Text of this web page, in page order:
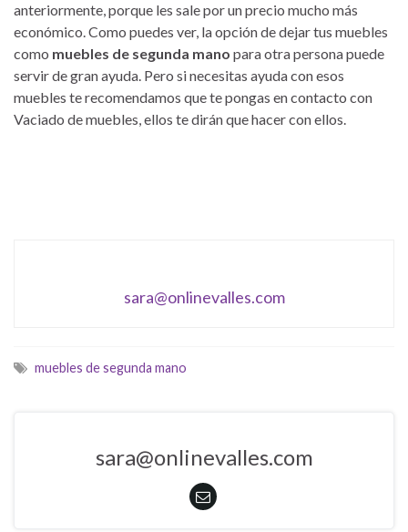
anteriormente, porque les sale por un precio mucho más
económico. Como puedes ver, la opción de dejar tus muebles
como muebles de segunda mano para otra persona puede
servir de gran ayuda. Pero si necesitas ayuda con esos
muebles te recomendamos que te pongas en contacto con
Vaciado de muebles, ellos te dirán que hacer con ellos.
sara@onlinevalles.com
muebles de segunda mano
sara@onlinevalles.com